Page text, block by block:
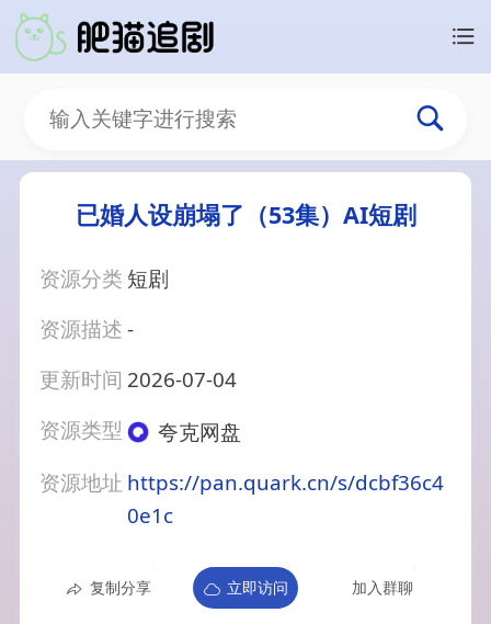
已婚人设崩塌了（53集）AI短剧
资源分类 短剧
资源描述-
更新时间 2026-07-04
资源类型
夸克网盘
资源地址 https://pan.quark.cn/s/dcbf36c4
0e1c
复制分享 立即访问 加入群聊